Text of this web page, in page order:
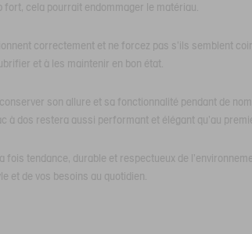
fort, cela pourrait endommager le matériau.
correctement et ne forcez pas s'ils semblent
et à les maintenir en bon état.
son allure et sa fonctionnalité pendant de
à dos restera aussi performant et élégant qu'au
fois tendance, durable et respectueux de
et de vos besoins au quotidien.